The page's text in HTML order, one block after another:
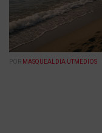
POR MASQUEALDIA UTMEDIOS